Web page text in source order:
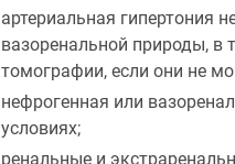
артериальная гипертония
вазоренальной природы, в
томографии, если они не
нефрогенная или
условиях;
ренальные и